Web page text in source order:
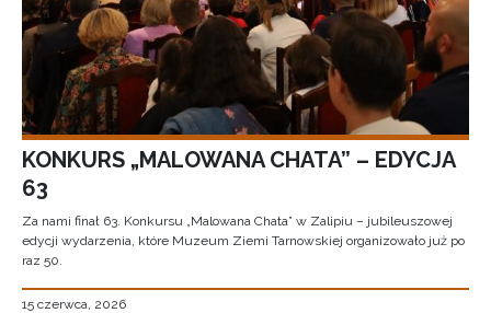
KONKURS „MALOWANA CHATA” – EDYCJA
63
Za nami finał 63. Konkursu „Malowana Chata” w Zalipiu – jubileuszowej
edycji wydarzenia, które Muzeum Ziemi Tarnowskiej organizowało już po
raz 50.
15 czerwca, 2026